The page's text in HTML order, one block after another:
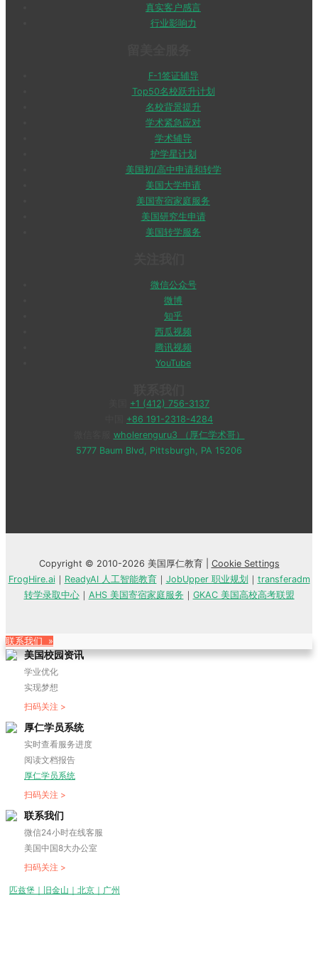
真实客户感言
行业影响力
F-1签证辅导
Top50名校跃升计划
名校背景提升
学术紧急应对
学术辅导
护学星计划
美国初/高中申请和转学
美国大学申请
美国寄宿家庭服务
美国研究生申请
美国转学服务
微信公众号
微博
知乎
西瓜视频
腾讯视频
YouTube
+1 (412) 756-3137
+86 191-2318-4284
wholerenguru3 （厚仁学术哥）
5777 Baum Blvd, Pittsburgh, PA 15206
Copyright © 2010-2026 美国厚仁教育 | Cookie Settings
FrogHire.ai｜ ReadyAI 人工智能教育｜ JobUpper 职业规划 ｜ transferadm
转学录取中心｜ AHS 美国寄宿家庭服务 ｜ GKAC 美国高校高考联盟
联系我们 »
美国校园资讯
学业优化
实现梦想
扫码关注 >
厚仁学员系统
实时查看服务进度
阅读文档报告
厚仁学员系统
扫码关注 >
联系我们
微信24小时在线客服
美国中国8大办公室
扫码关注 >
匹兹堡｜旧金山｜北京｜广州